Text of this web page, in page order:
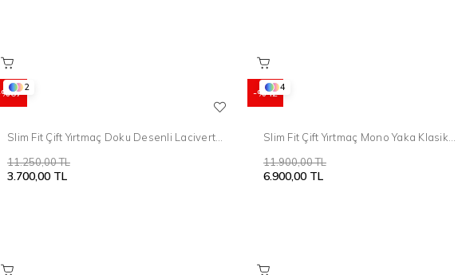
2
Slim Fit Çift Yırtmaç Doku Desenli Lacivert
3.700,00 TL
11.250,00 TL
%67 4
Slim Fit Çift Yırtmaç Mono Yaka Klasik
6.900,00 TL
11.900,00 TL
%42